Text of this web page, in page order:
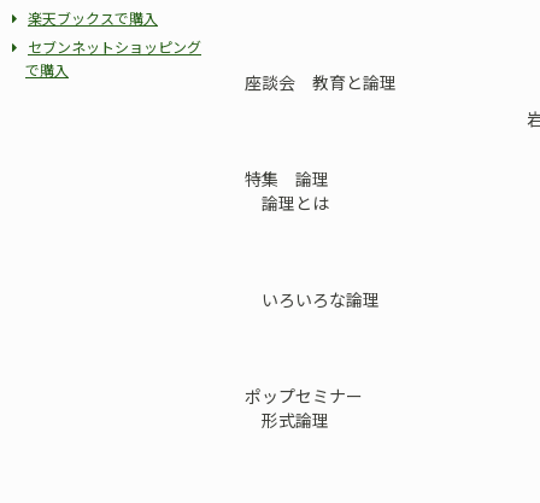
楽天ブックスで購入
セブンネットショッピング
で購入
座談会 教育と論理
特集 論理
論理とは
いろいろな論理
ポップセミナー
形式論理